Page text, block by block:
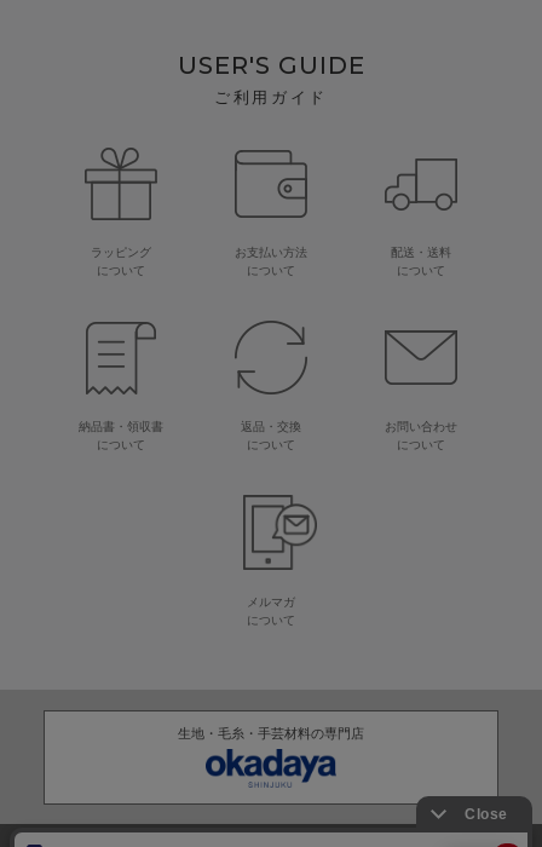
USER'S GUIDE
ご利用ガイド
ラッピング
について
お支払い方法
について
配送・送料
について
納品書・領収書
について
返品・交換
について
お問い合わせ
について
メルマガ
について
生地・毛糸・手芸材料の専門店